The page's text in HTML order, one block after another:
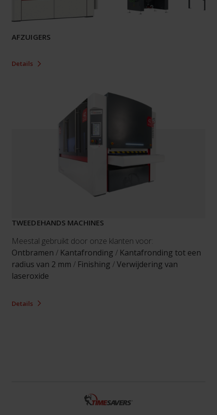
AFZUIGERS
Details
TWEEDEHANDS MACHINES
Meestal gebruikt door onze klanten voor:
Ontbramen / Kantafronding / Kantafronding tot een
radius van 2 mm / Finishing /Verwijdering van
laseroxide
Details